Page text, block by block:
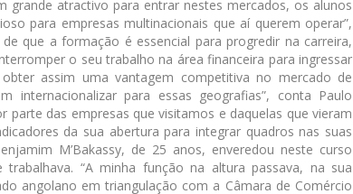
grande atractivo para entrar nestes mercados, os alunos
para empresas multinacionais que aí querem operar”,
que a formação é essencial para progredir na carreira,
o seu trabalho na área financeira para ingressar
assim uma vantagem competitiva no mercado de
internacionalizar para essas geografias”, conta Paulo
parte das empresas que visitamos e daquelas que vieram
da sua abertura para integrar quadros nas suas
M’Bakassy, de 25 anos, enveredou neste curso
“A minha função na altura passava, na sua
angolano em triangulação com a Câmara de Comércio